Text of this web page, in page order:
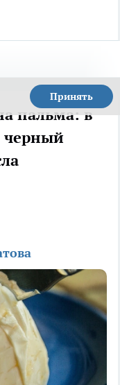
Принять
пальма: в
черный